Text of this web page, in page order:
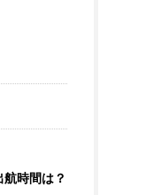
時間は？